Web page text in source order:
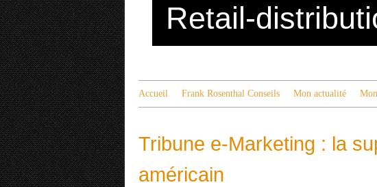
Retail-
Accueil Frank Rosenthal Conseils Mon actualité
Tribune e-Marketing : la
américain